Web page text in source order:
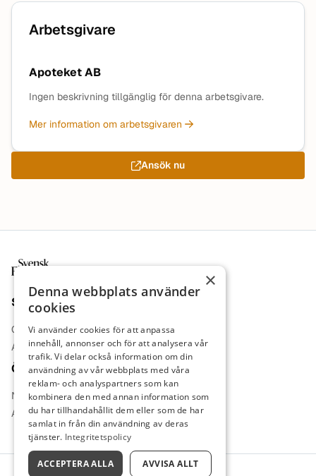
Arbetsgivare
Apoteket AB
Ingen beskrivning tillgänglig för denna arbetsgivare.
Mer information om arbetsgivaren
Ansök nu
Sajt
Om oss
Annonsera
Övrigt
Nyheter
Arbetsgivare
×
Denna webbplats använder
cookies
Vi använder cookies för att anpassa
innehåll, annonser och för att analysera vår
trafik. Vi delar också information om din
användning av vår webbplats med våra
reklam- och analyspartners som kan
kombinera den med annan information som
du har tillhandahållit dem eller som de har
samlat in från din användning av deras
tjänster. Integritetspolicy
ACCEPTERA ALLA AVVISA ALLT